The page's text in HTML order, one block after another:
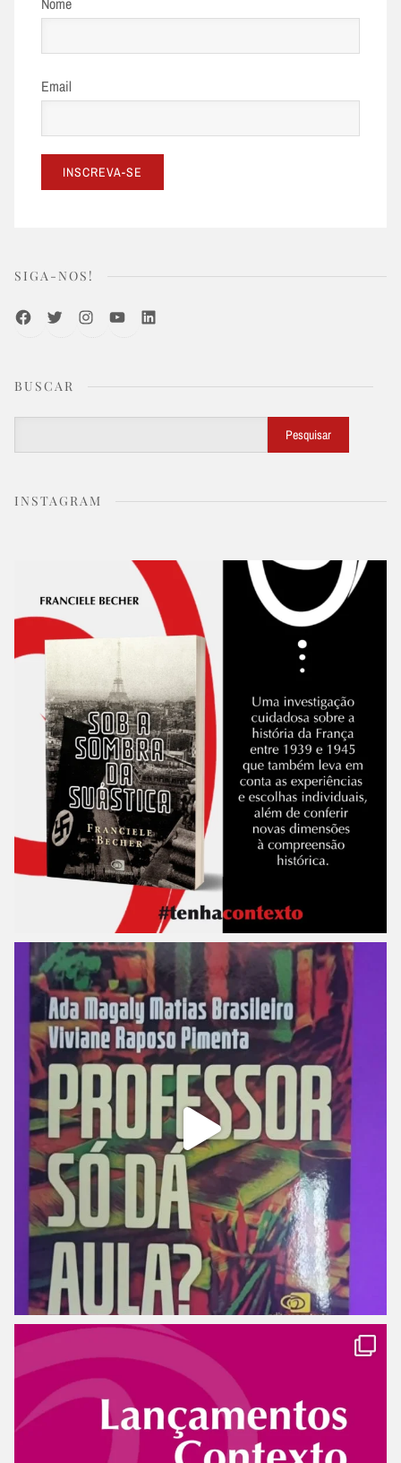
Email
SIGA-NOS!
FacebookTwitterInstagramYoutubeLinkedIn
BUSCAR
Pesquisar
INSTAGRAM